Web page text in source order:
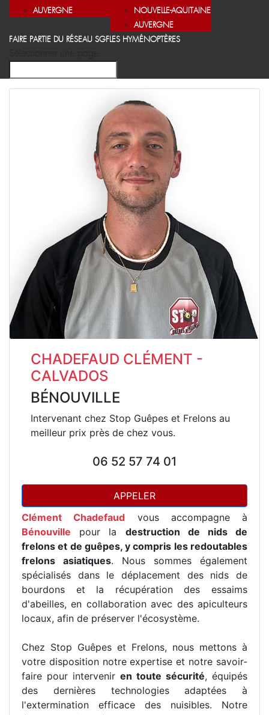
AUVERGNE
NOUVELLE-AQUITAINE
AUVERGNE
FAIRE PARTIE DU RÉSEAU SGFLES HYMÉNOPTÈRES
CHADEFAUD CLÉMENT -
CALVADOS
BÉNOUVILLE
Intervenant chez Stop Guêpes et Frelons au
meilleur prix près de chez vous.
06 52 57 74 01
APPELER
Clément Chadefaud vous accompagne à
Bénouville pour la destruction de nids de
frelons et de guêpes, y compris les redoutables
frelons asiatiques. Nous sommes également
spécialisés dans le déplacement des nids de
bourdons et la récupération des essaims
d'abeilles, en collaboration avec des apiculteurs
locaux, afin de préserver l'écosystème.
Chez Stop Guêpes et Frelons, nous mettons à
votre disposition notre expertise et notre savoir-
faire pour intervenir en toute sécurité, équipés
des dernières technologies adaptées à
l'extermination efficace des nuisibles. Notre